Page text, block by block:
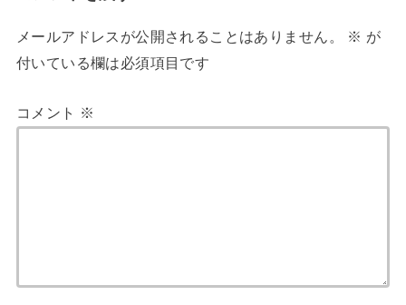
メールアドレスが公開されることはありません。 ※ が
付いている欄は必須項目です
コメント ※